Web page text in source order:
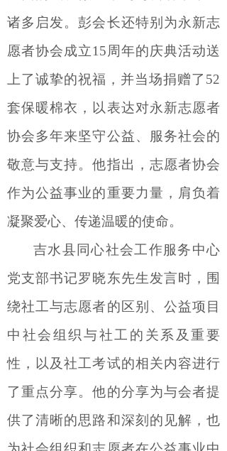
诸多启发。彭会长还特别为永新志
愿者协会成立15周年的庆典活动送
上了诚挚的祝福，并当场捐赠了52
套保暖棉衣，以表达对永新志愿者
协会多年来坚守公益、服务社会的
敬意与支持。他指出，志愿者协会
作为公益事业的重要力量，肩负着
凝聚爱心、传递温暖的使命。
吉水县同心社会工作服务中心
党支部书记罗晓东先生发言时，围
绕社工与志愿者的区别、公益项目
中社会组织与社工的关系及重要
性，以及社工考试的相关内容进行
了重点分享。他的分享为与会者提
供了清晰的思路和深刻的见解，也